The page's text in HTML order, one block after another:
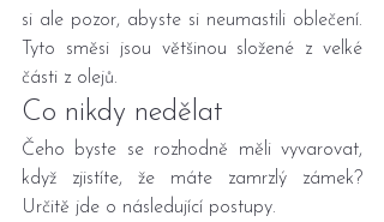
si ale pozor, abyste si neumastili oblečení.
Tyto směsi jsou většinou složené z velké
části z olejů.
Co nikdy nedělat
Čeho byste se rozhodně měli vyvarovat,
když zjistíte, že máte zamrzlý zámek?
Určitě jde o následující postupy.